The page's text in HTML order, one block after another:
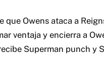
que Owens ataca a
ventaja y encierra a
Superman punch y